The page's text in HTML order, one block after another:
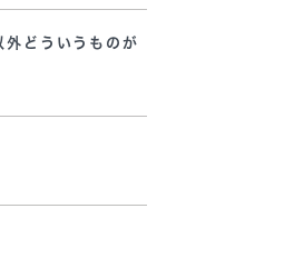
外どういうものが